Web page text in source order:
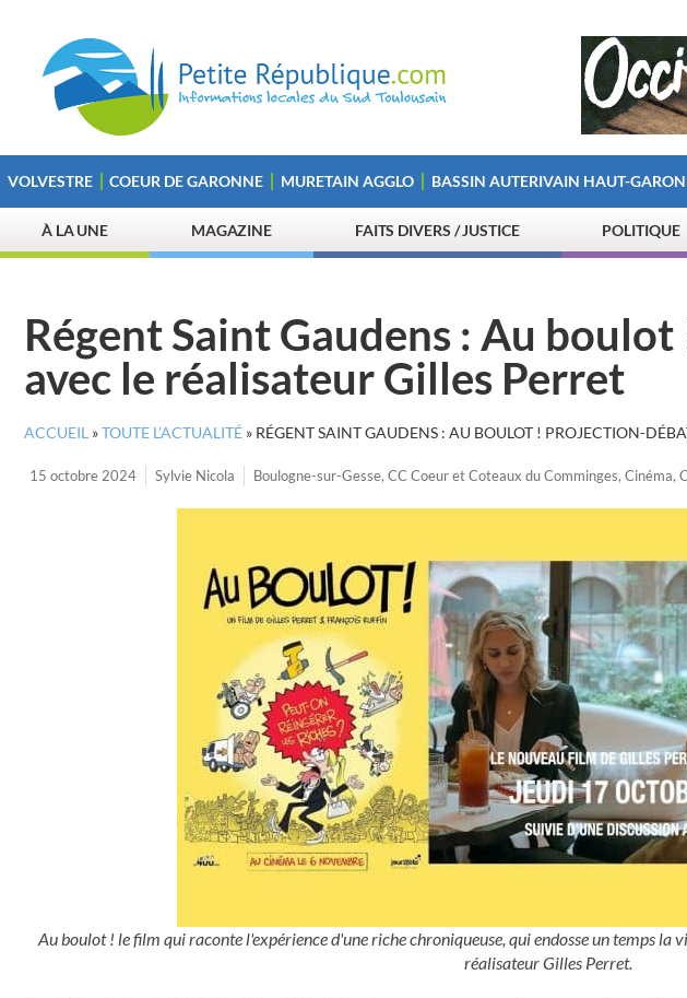
VOLVESTRE COEUR DE GARONNE MURETAIN AGGLO BASSIN AUTERIVAIN HAUT-
À LA UNE MAGAZINE FAITS DIVERS / JUSTICE POLITIQUE
Régent Saint Gaudens : Au
avec le réalisateur Gilles Perret
ACCUEIL »TOUTE L’ACTUALITÉ » RÉGENT SAINT GAUDENS : AU BOULOT ! PROJECTION-
15 octobre 2024 Sylvie Nicola Boulogne-sur-Gesse, CC Coeur et Coteaux du Comminges, Cinéma,
Au boulot ! le film qui raconte l'expérience d'une riche chroniqueuse, qui endosse un temps la
réalisateur Gilles Perret.